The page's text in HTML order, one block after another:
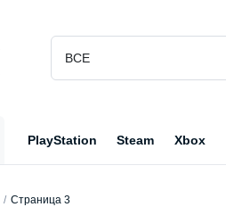
PlayStation Steam Xbox
Страница 3